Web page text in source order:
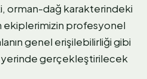
orman-dağ karakterindeki
ekiplerimizin profesyonel
genel erişilebilirliği gibi
yerinde gerçekleştirilecek